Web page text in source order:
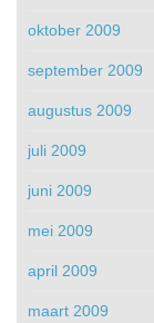
oktober 2009
september 2009
augustus 2009
juli 2009
juni 2009
mei 2009
april 2009
maart 2009